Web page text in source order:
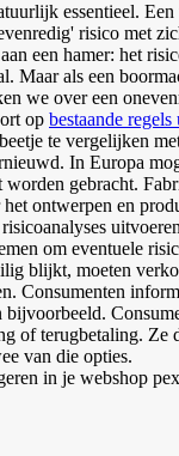
essentieel.
risico met
een hamer: het
Maar als een
we over een
op bestaande
te vergelijken
In Europa
worden gebracht.
ontwerpen en
om eventuele
blijkt, moeten
Consumenten
bijvoorbeeld.
of terugbetaling. Ze
van die opties.